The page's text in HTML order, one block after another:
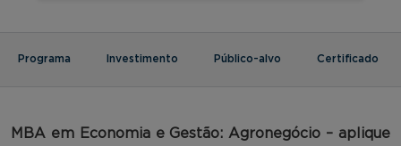
Programa Investimento Público-alvo Certificado
MBA em Economia e Gestão: Agronegócio – aplique